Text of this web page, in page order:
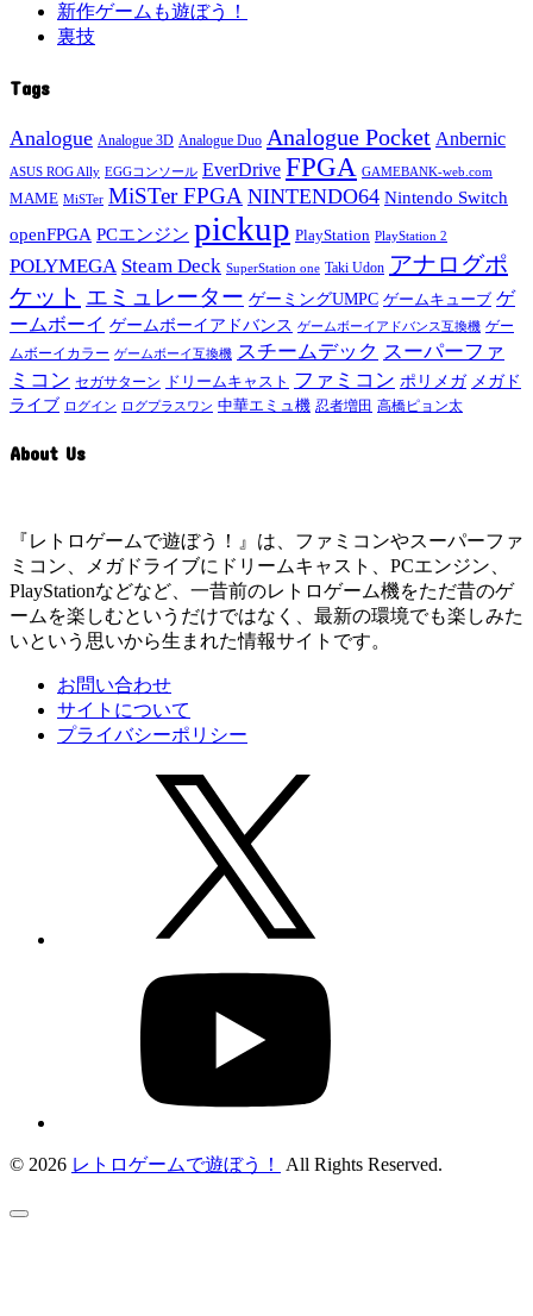
新作ゲームも遊ぼう！
裏技
Tags
Analogue Analogue 3D Analogue Duo Analogue Pocket Anbernic
ASUS ROG Ally EGGコンソール EverDrive FPGA GAMEBANK-web.com
MAME MiSTer MiSTer FPGA NINTENDO64 Nintendo Switch
openFPGA PCエンジン pickup PlayStation PlayStation 2
POLYMEGA Steam Deck SuperStation one Taki Udon アナログポ
ケット エミュレーター ゲーミングUMPC ゲームキューブ ゲ
ームボーイ ゲームボーイアドバンス ゲームボーイアドバンス互換機 ゲー
ムボーイカラー ゲームボーイ互換機 スチームデック スーパーファ
ミコン セガサターン ドリームキャスト ファミコン ポリメガ メガド
ライブ ログイン ログプラスワン 中華エミュ機 忍者増田 高橋ピョン太
About Us
『レトロゲームで遊ぼう！』は、ファミコンやスーパーファ
ミコン、メガドライブにドリームキャスト、PCエンジン、
PlayStationなどなど、一昔前のレトロゲーム機をただ昔のゲ
ームを楽しむというだけではなく、最新の環境でも楽しみた
いという思いから生まれた情報サイトです。
お問い合わせ
サイトについて
プライバシーポリシー
© 2026 レトロゲームで遊ぼう！ All Rights Reserved.